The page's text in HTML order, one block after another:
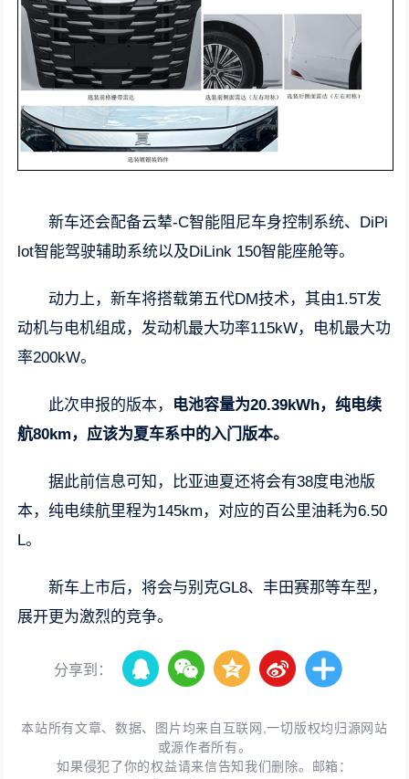
新车还会配备云辇-C智能阻尼车身控制系统、DiPi
lot智能驾驶辅助系统以及DiLink 150智能座舱等。
动力上，新车将搭载第五代DM技术，其由1.5T发
动机与电机组成，发动机最大功率115kW，电机最大功
率200kW。
此次申报的版本， 电池容量为20.39kWh，纯电续
航80km，应该为夏车系中的入门版本。
据此前信息可知，比亚迪夏还将会有38度电池版
本，纯电续航里程为145km，对应的百公里油耗为6.50
L。
新车上市后，将会与别克GL8、丰田赛那等车型，
展开更为激烈的竞争。
分享到：
本站所有文章、数据、图片均来自互联网,一切版权均归源网站
或源作者所有。
如果侵犯了你的权益请来信告知我们删除。邮箱：